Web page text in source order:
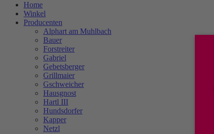
Home
Winkel
Producenten
Alphart am Muhlbach
Bauer
Forstreiter
Gabriel
Gebetsberger
Grillmaier
Gschweicher
Hausgnost
Hartl III
Hundsdorfer
Kapper
Netzl